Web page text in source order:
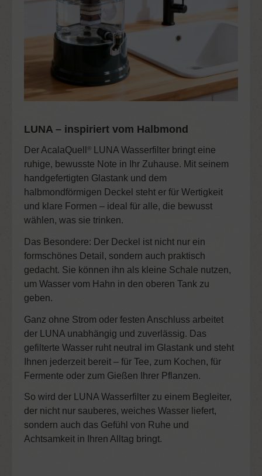
LUNA – inspiriert vom Halbmond
DerAcalaQuell ® LUNA Wasserfilter bringt eine
ruhige, bewusste Note in Ihr Zuhause. Mit seinem
handgefertigten Glastank und dem
halbmondförmigen Deckel steht er für Wertigkeit
und klare Formen – ideal für alle, die bewusst
wählen, was sie trinken.
Das Besondere: Der Deckel ist nicht nur ein
formschönes Detail, sondern auch praktisch
gedacht. Sie können ihn als kleine Schale nutzen,
um Wasser vom Hahn in den oberen Tank zu
geben.
Ganz ohne Strom oder festen Anschluss arbeitet
der LUNA unabhängig und zuverlässig. Das
gefilterte Wasser ruht neutral im Glastank und steht
Ihnen jederzeit bereit – für Tee, zum Kochen, für
Fermente oder zum Gießen Ihrer Pflanzen.
So wird der LUNA Wasserfilter zu einem Begleiter,
der nicht nur sauberes, weiches Wasser liefert,
sondern auch das Gefühl von Ruhe und
Achtsamkeit in Ihren Alltag bringt.